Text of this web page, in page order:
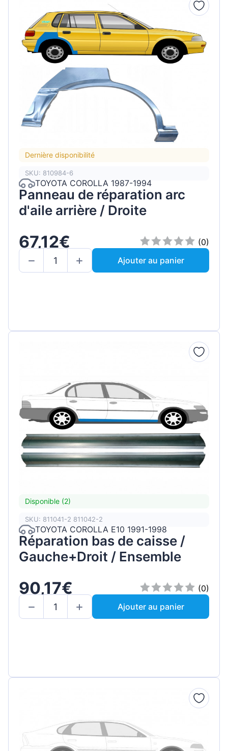
Dernière disponibilité
SKU: 810984-6
TOYOTA COROLLA 1987-1994
Panneau de réparation arc
d'aile arrière / Droite
67,12€
(0)
Ajouter au panier
Disponible (2)
SKU: 811041-2 811042-2
TOYOTA COROLLA E10 1991-1998
Réparation bas de caisse /
Gauche+Droit / Ensemble
90,17€
(0)
Ajouter au panier